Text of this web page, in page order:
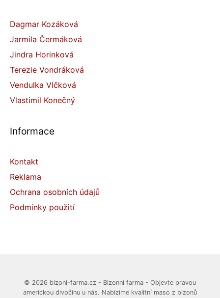
Dagmar Kozáková
Jarmila Čermáková
Jindra Horinková
Terezie Vondráková
Vendulka Vlčková
Vlastimil Konečný
Informace
Kontakt
Reklama
Ochrana osobních údajů
Podmínky použití
© 2026 bizoni-farma.cz - Bizonní farma - Objevte pravou
americkou divočinu u nás. Nabízíme kvalitní maso z bizonů